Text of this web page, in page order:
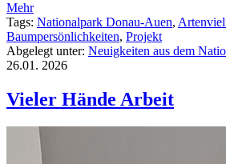
Mehr
Tags: Nationalpark Donau-Auen,
Baumpersönlichkeiten, Projekt
Abgelegt unter: Neuigkeiten aus dem
26.01. 2026
Vieler Hände Arbeit